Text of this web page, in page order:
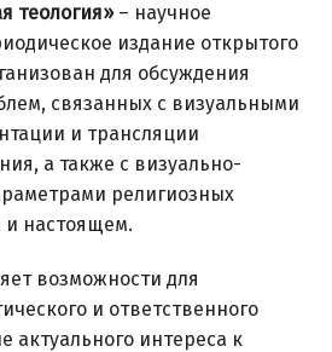
теология» – научное
издание открытого
для обсуждения
связанных с визуальными
и трансляции
а также с визуально-
религиозных
настоящем.
возможности для
и ответственного
актуального интереса к